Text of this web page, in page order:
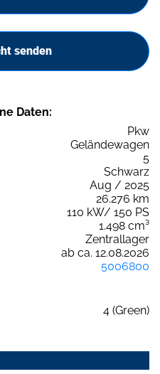
senden
Daten:
Pkw
Geländewagen
5
Schwarz
Aug / 2025
26.276 km
110 kW/ 150 PS
1.498 cm³
Zentrallager
ab ca. 12.08.2026
5006800
4 (Green)